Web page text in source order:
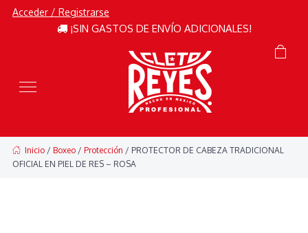
Acceder / Registrarse
¡SIN GASTOS DE ENVÍO ADICIONALES!
Inicio /Boxeo /Protección / PROTECTOR DE CABEZA TRADICIONAL
OFICIAL EN PIEL DE RES – ROSA